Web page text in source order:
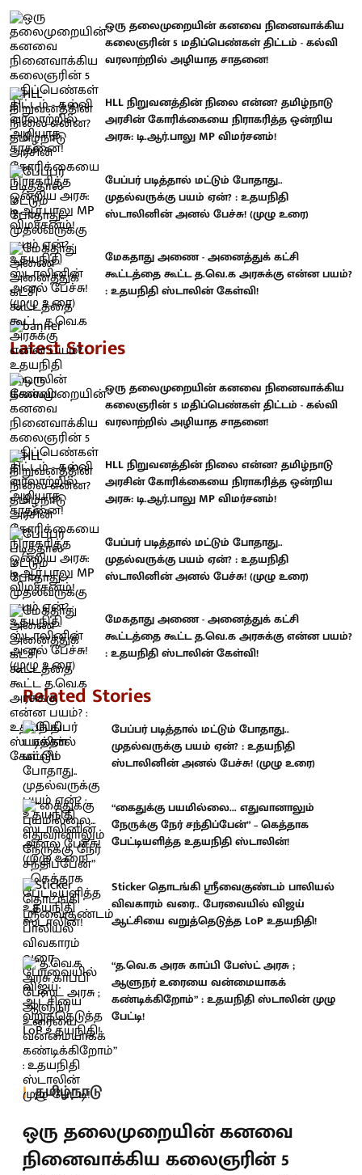
ஒரு தலைமுறையின் கனவை நினைவாக்கிய
கலைஞரின் 5 மதிப்பெண்கள் திட்டம் - கல்வி
வரலாற்றில் அழியாத சாதனை!
HLL நிறுவனத்தின் நிலை என்ன? தமிழ்நாடு
அரசின் கோரிக்கையை நிராகரித்த ஒன்றிய
அரசு: டி.ஆர்.பாலு MP விமர்சனம்!
பேப்பர் படித்தால் மட்டும் போதாது..
முதல்வருக்கு பயம் ஏன்? : உதயநிதி
ஸ்டாலினின் அனல் பேச்சு! (முழு உரை)
மேகதாது அணை - அனைத்துக் கட்சி
கூட்டத்தை கூட்ட த.வெ.க அரசுக்கு என்ன பயம்?
: உதயநிதி ஸ்டாலின் கேள்வி!
Latest Stories
ஒரு தலைமுறையின் கனவை நினைவாக்கிய
கலைஞரின் 5 மதிப்பெண்கள் திட்டம் - கல்வி
வரலாற்றில் அழியாத சாதனை!
HLL நிறுவனத்தின் நிலை என்ன? தமிழ்நாடு
அரசின் கோரிக்கையை நிராகரித்த ஒன்றிய
அரசு: டி.ஆர்.பாலு MP விமர்சனம்!
பேப்பர் படித்தால் மட்டும் போதாது..
முதல்வருக்கு பயம் ஏன்? : உதயநிதி
ஸ்டாலினின் அனல் பேச்சு! (முழு உரை)
மேகதாது அணை - அனைத்துக் கட்சி
கூட்டத்தை கூட்ட த.வெ.க அரசுக்கு என்ன பயம்?
: உதயநிதி ஸ்டாலின் கேள்வி!
Related Stories
பேப்பர் படித்தால் மட்டும் போதாது..
முதல்வருக்கு பயம் ஏன்? : உதயநிதி
ஸ்டாலினின் அனல் பேச்சு! (முழு உரை)
“கைதுக்கு பயமில்லை... எதுவானாலும்
நேருக்கு நேர் சந்திப்பேன்” – கெத்தாக
பேட்டியளித்த உதயநிதி ஸ்டாலின்!
Sticker தொடங்கி ஸ்ரீவைகுண்டம் பாலியல்
விவகாரம் வரை.. பேரவையில் விஜய்
ஆட்சியை வறுத்தெடுத்த LoP உதயநிதி!
“த.வெ.க அரசு காப்பி பேஸ்ட் அரசு ;
ஆளுநர் உரையை வன்மையாகக்
கண்டிக்கிறோம்” : உதயநிதி ஸ்டாலின் முழு
பேட்டி!
தமிழ்நாடு
ஒரு தலைமுறையின் கனவை
நினைவாக்கிய கலைஞரின் 5